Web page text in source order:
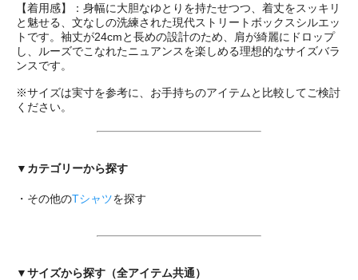
【着用感】：身幅に大胆なゆとりを持たせつつ、着丈をスッキリ
と魅せる、文なしの洗練された現代ストリートボックスシルエッ
トです。袖丈が24cmと長めの設計のため、肩が綺麗にドロップ
し、ルーズでこなれたニュアンスを楽しめる理想的なサイズバラ
ンスです。
※サイズは実寸を参考に、お手持ちのアイテムと比較してご検討
ください。
▼カテゴリーから探す
・その他のTシャツを探す
▼サイズから探す（全アイテム共通）